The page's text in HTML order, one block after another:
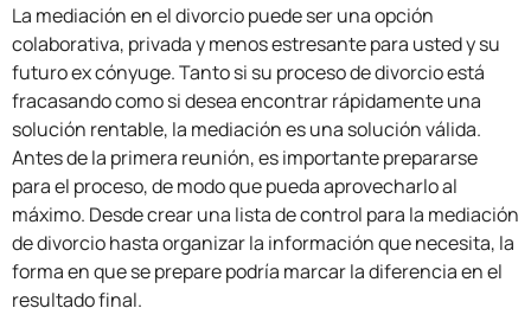
La mediación en el divorcio puede ser una opción
colaborativa, privada y menos estresante para usted y su
futuro ex cónyuge. Tanto si su proceso de divorcio está
fracasando como si desea encontrar rápidamente una
solución rentable, la mediación es una solución válida.
Antes de la primera reunión, es importante prepararse
para el proceso, de modo que pueda aprovecharlo al
máximo. Desde crear una lista de control para la mediación
de divorcio hasta organizar la información que necesita, la
forma en que se prepare podría marcar la diferencia en el
resultado final.